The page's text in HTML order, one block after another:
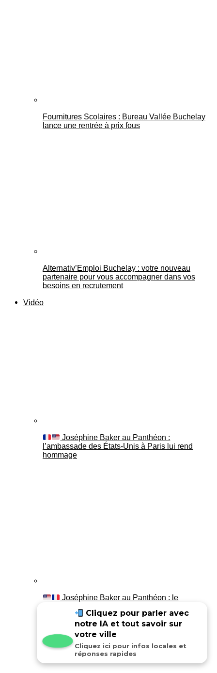
Fournitures Scolaires : Bureau Vallée Buchelay
lance une rentrée à prix fous
Alternativ’Emploi Buchelay : votre nouveau
partenaire pour vous accompagner dans vos
besoins en recrutement
Vidéo
Joséphine Baker au Panthéon :
l’ambassade des États-Unis à Paris lui rend
hommage
Joséphine Baker au Panthéon : le
Cliquez pour parler avec
notre IA et tout savoir sur
votre ville
Cliquez ici pour infos locales et
réponses rapides